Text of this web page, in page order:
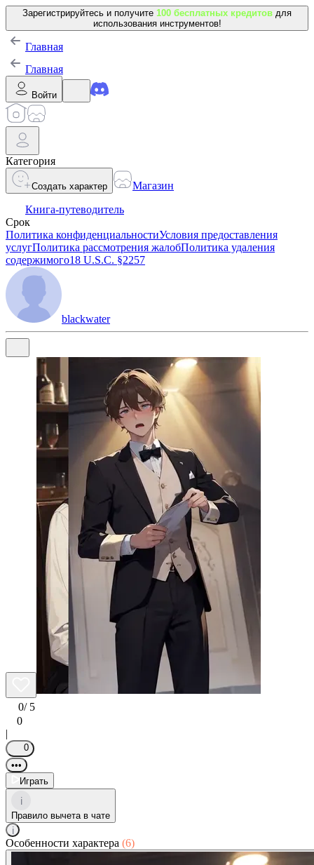
Зарегистрируйтесь и получите 100 бесплатных кредитов для
использования инструментов!
Главная
Главная
Войти
Категория
Создать характер
Магазин
Книга-путеводитель
Срок
Политика конфиденциальностиУсловия предоставления
услугПолитика рассмотрения жалобПолитика удаления
содержимого18 U.S.C. §2257
blackwater
0/ 5
0
|
0
•••
Играть
i
Правило вычета в чате
i
Особенности характера (6)